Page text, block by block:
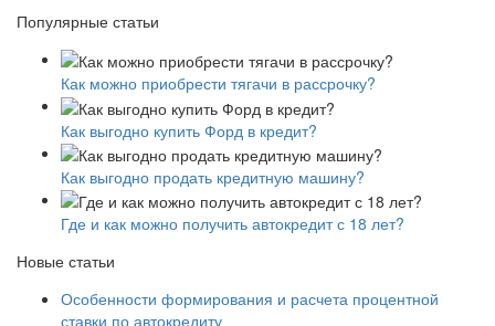
Популярные статьи
Как можно приобрести тягачи в рассрочку?
Как выгодно купить Форд в кредит?
Как выгодно продать кредитную машину?
Где и как можно получить автокредит с 18 лет?
Новые статьи
Особенности формирования и расчета процентной
ставки по автокредиту